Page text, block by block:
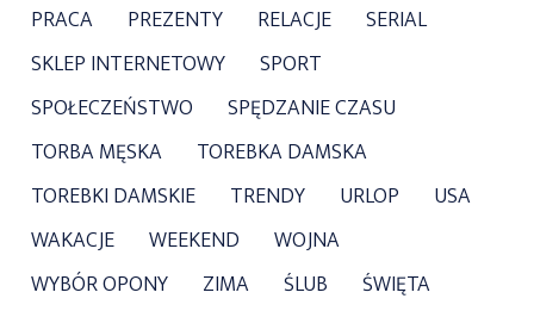
PRACA
PREZENTY RELACJE
SERIAL
SKLEP INTERNETOWY
SPORT
SPOŁECZEŃSTWO
SPĘDZANIE CZASU
TORBA MĘSKA
TOREBKA DAMSKA
TOREBKI DAMSKIE
TRENDY URLOP
USA
WAKACJE
WEEKEND
WOJNA
WYBÓR OPONY
ZIMA ŚLUB ŚWIĘTA